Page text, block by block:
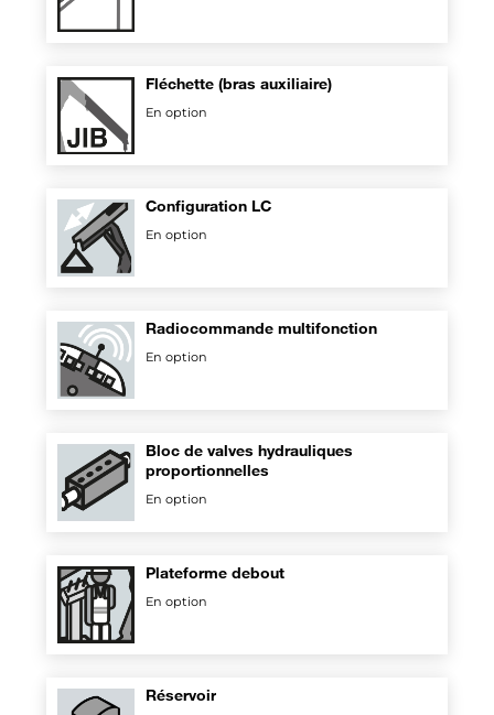
Fléchette (bras auxiliaire)
En option
Configuration LC
En option
Radiocommande multifonction
En option
Bloc de valves hydrauliques
proportionnelles
En option
Plateforme debout
En option
Réservoir